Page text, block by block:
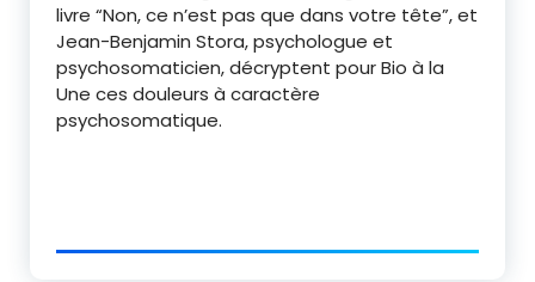
livre “Non, ce n’est pas que dans votre tête”, et
Jean-Benjamin Stora, psychologue et
psychosomaticien, décryptent pour Bio à la
Une ces douleurs à caractère
psychosomatique.